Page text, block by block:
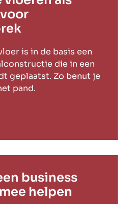
is in de basis een
die in een
geplaatst. Zo benut je
pand.
business
helpen